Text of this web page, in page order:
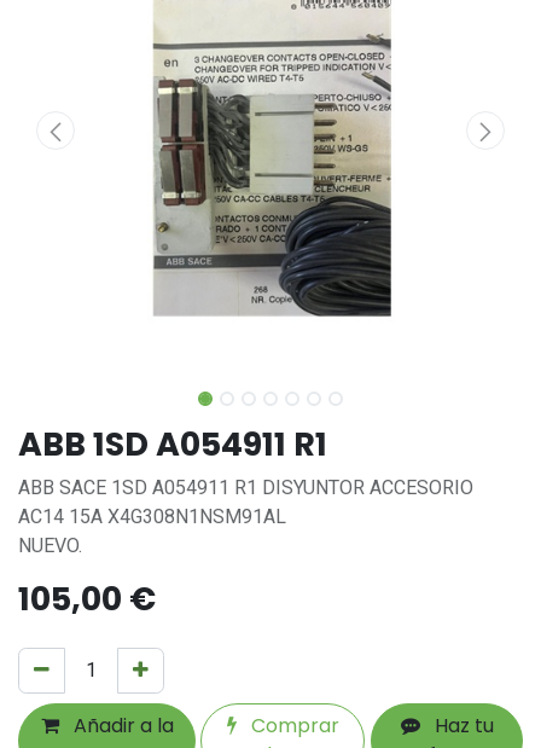
ABB 1SD A054911 R1
ABB SACE 1SD A054911 R1 DISYUNTOR ACCESORIO
AC14 15A X4G308N1NSM91AL
NUEVO.
105,00 €
Añadir a la
Comprar
Haz tu